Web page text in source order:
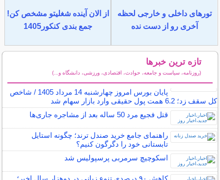
تورهای داخلی و خارجی لحظه
آخری رو از دست نده
از الان آینده شغلیتو مشخص کن!
جمع بندی کنکور1405
تازه ترین خبرها
(روزنامه، سیاست و جامعه، حوادث، اقتصادی، ورزشی، دانشگاه و...)
پایان بورس امروز چهارشنبه 14 مرداد 1405 / شاخص
کل سقف زد؛ 6.2 همت پول حقیقی وارد بازار سهام شد
قتل فجیع مرد 50 ساله بعد از مشاجره جاری‌ها
راهنمای جامع خرید صندل ترند؛ چگونه استایل
تابستانی خود را دگرگون کنیم؟
اسکوچیچ سرمربی پرسپولیس شد